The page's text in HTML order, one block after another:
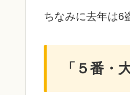
ちなみに去年は6
「５番・